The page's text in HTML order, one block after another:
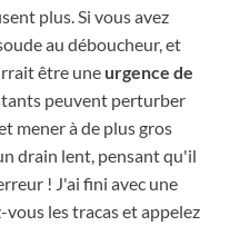
plus. Si vous avez
au déboucheur, et
être une urgence de
peuvent perturber
mener à de plus gros
drain lent, pensant qu'il
! J'ai fini avec une
vous les tracas et appelez